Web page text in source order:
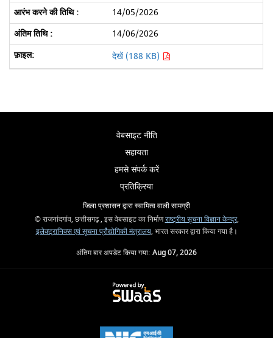
14/05/2026
14/06/2026
देखें (188 KB)
वेबसाइट नीति
सहायता
हमसे संपर्क करें
प्रतिक्रिया
जिला प्रशासन द्वारा स्वामित्व वाली सामग्री
© राजनांदगांव, छत्तीसगढ़ , इस वेबसाइट का निर्माणराष्ट्रीय सूचना विज्ञान केन्द्र,
इलेक्ट्रानिक्स एवं सूचना प्रौद्योगिकी मंत्रालय, भारत सरकार द्वारा किया गया है।
अंतिम बार अपडेट किया गया: Aug 07, 2026